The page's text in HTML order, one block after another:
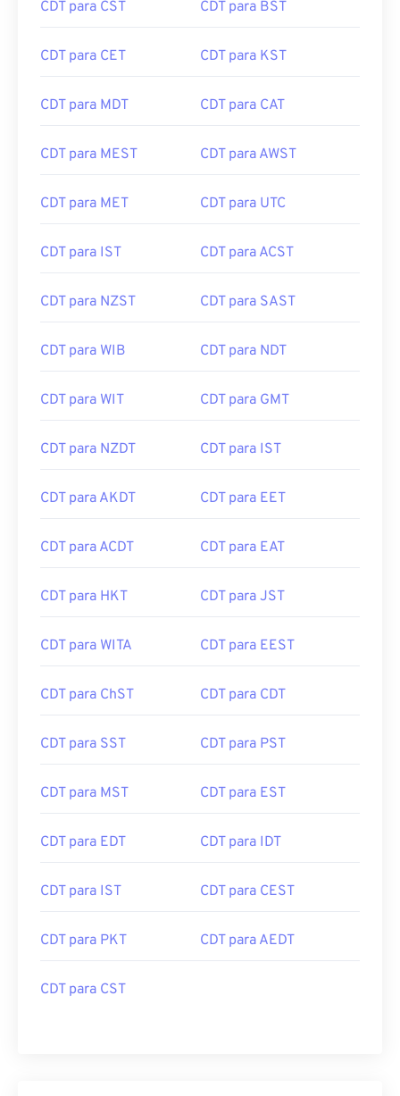
CDT para CST CDT para BST
CDT para CET CDT para KST
CDT para MDT CDT para CAT
CDT para MEST CDT para AWST
CDT para MET CDT para UTC
CDT para IST CDT para ACST
CDT para NZST CDT para SAST
CDT para WIB CDT para NDT
CDT para WIT CDT para GMT
CDT para NZDT CDT para IST
CDT para AKDT CDT para EET
CDT para ACDT CDT para EAT
CDT para HKT CDT para JST
CDT para WITA CDT para EEST
CDT para ChST CDT para CDT
CDT para SST CDT para PST
CDT para MST CDT para EST
CDT para EDT CDT para IDT
CDT para IST CDT para CEST
CDT para PKT CDT para AEDT
CDT para CST